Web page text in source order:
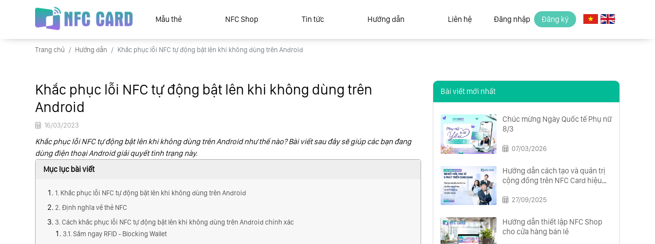
Mẫu thẻ NFC Shop Tin tức Hướng dẫn Liên hệ Đăng nhập Đăng ký
Trang chủ Hướng dẫn Khắc phục lỗi NFC tự động bật lên khi không dùng trên Android
Khắc phục lỗi NFC tự động bật lên khi không dùng trên
Android
16/03/2023
Khắc phục lỗi NFC tự động bật lên khi không dùng trên Android như thế nào? Bài viết sau đây sẽ giúp các bạn đang
dùng điện thoại Android giải quyết tình trạng này.
Mục lục bài viết
1. Khắc phục lỗi NFC tự động bật lên khi không dùng trên Android
2. Định nghĩa về thẻ NFC
3. Cách khắc phục lỗi NFC tự động bật lên khi không dùng trên Android chính xác
3.1. Sắm ngay RFID - Blocking Wallet
Bài viết mới nhất
Chúc mừng Ngày Quốc tế Phụ nữ
8/3
07/03/2026
Hướng dẫn cách tạo và quản trị
cộng đồng trên NFC Card hiệu
27/09/2025
Hướng dẫn thiết lập NFC Shop
cho cửa hàng bán lẻ